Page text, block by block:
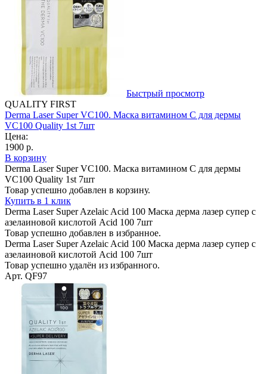
Быстрый просмотр
QUALITY FIRST
Derma Laser Super VC100. Маска витамином С для дермы
VC100 Quality 1st 7шт
Цена:
1900 р.
В корзину
Derma Laser Super VC100. Маска витамином С для дермы
VC100 Quality 1st 7шт
Товар успешно добавлен в корзину.
Купить в 1 клик
Derma Laser Super Azelaic Acid 100 Маска дерма лазер супер с
азелаиновой кислотой Acid 100 7шт
Товар успешно добавлен в избранное.
Derma Laser Super Azelaic Acid 100 Маска дерма лазер супер с
азелаиновой кислотой Acid 100 7шт
Товар успешно удалён из избранного.
Арт. QF97